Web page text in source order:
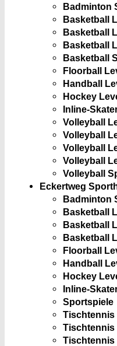
Badminton
Basketball
Basketball
Basketball
Basketball
Floorball
Handball
Hockey
Inline-
Volleyball
Volleyball
Volleyball
Volleyball
Volleyball
Eckertweg
Badminton
Basketball
Basketball
Basketball
Floorball
Handball
Hockey
Inline-
Sportspiele
Tischtennis
Tischtennis
Tischtennis